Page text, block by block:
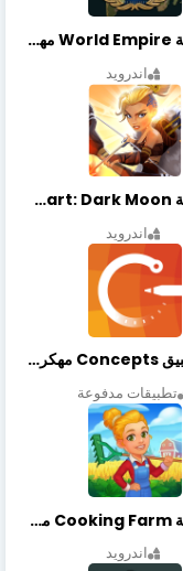
تحميل لعبة World Empire مهكرة أخر إصدار
اندرويد
تحميل لعبة Lionheart: Dark Moon مهكرة أخر إصدار
اندرويد
تحميل تطبيق Concepts مهكر أخر إصدار
تطبيقات مدفوعة
تحميل لعبة Cooking Farm مهكرة أخر إصدار
اندرويد